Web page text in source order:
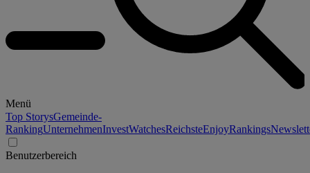
Menü
Top StorysGemeinde-
RankingUnternehmenInvestWatchesReichsteEnjoyRankings
Benutzerbereich